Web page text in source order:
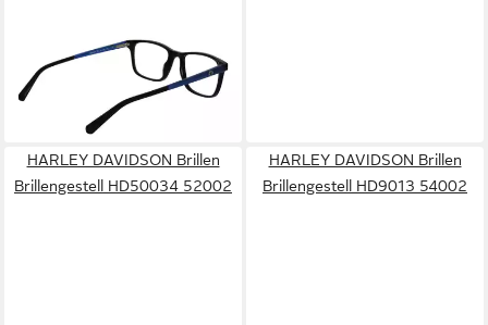
59,25 €
76,16 €
-22%
lieferbar - in 2-3 Werktagen bei dir
HARLEY DAVIDSON Brillen
Brillengestell HD50034 52002
HARLEY DAVIDSON Brillen
Brillengestell HD9013 54002